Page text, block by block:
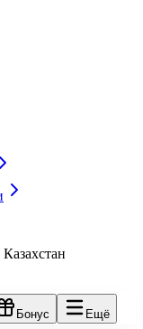
Бонус Ещё